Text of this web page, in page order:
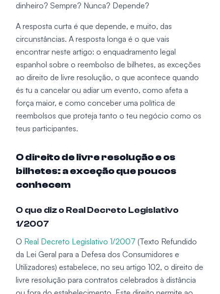
dinheiro? Sempre? Nunca? Depende?
A resposta curta é que depende, e muito, das
circunstâncias. A resposta longa é o que vais
encontrar neste artigo: o enquadramento legal
espanhol sobre o reembolso de bilhetes, as exceções
ao direito de livre resolução, o que acontece quando
és tu a cancelar ou adiar um evento, como afeta a
força maior, e como conceber uma política de
reembolsos que proteja tanto o teu negócio como os
teus participantes.
O direito de livre resolução e os
bilhetes: a exceção que poucos
conhecem
O que diz o Real Decreto Legislativo
1/2007
O Real Decreto Legislativo 1/2007 (Texto Refundido
da Lei Geral para a Defesa dos Consumidores e
Utilizadores) estabelece, no seu artigo 102, o direito de
livre resolução para contratos celebrados à distância